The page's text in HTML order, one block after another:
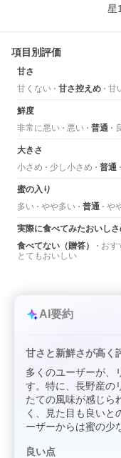
星
項目別評価
甘さ
甘くない
甘さ控えめ 甘
鮮度
非常に悪い
悪い 普通
大きさ
小さめ
少し小さめ 普通
蜜の入り
多い
やや多い 普通 や
実際に食べてみたおいし
食べてない（贈答）
おす
とてもおいしい
AI要約
甘さと新鮮さが高く
多くのユーザーが、
す。特に、長野産の
たての風味が感じら
く、見た目も良いと
ーザーからは蜜の少
良い点